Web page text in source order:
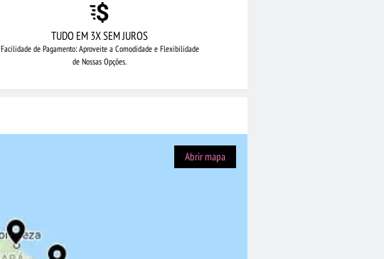
TUDO EM 3X SEM JUROS
Facilidade de Pagamento: Aproveitea Comodidade e Flexibilidade
de Nossas Opções.
Abrir mapa